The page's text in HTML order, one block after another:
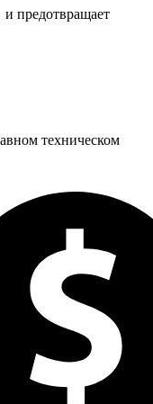
и предотвращает
техническом